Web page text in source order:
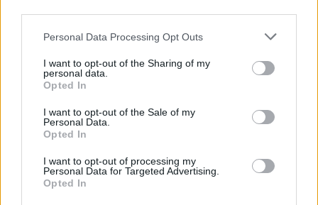
Please note that this website/app uses one or more Google
not limited to your visit or usage behaviour. You may click to
grant or deny consent to Google and its third-party tags to
use your data for below specified purposes in below Google
consent section.
Personal Data Processing Opt Outs
I want to opt-out of the Sharing of my
personal data.
Opted In
I want to opt-out of the Sale of my
Personal Data.
Opted In
I want to opt-out of processing my
Personal Data for Targeted Advertising.
Opted In
daGoogle News
Condividi l'articolo
F
a
ce
T
w
it
n h h